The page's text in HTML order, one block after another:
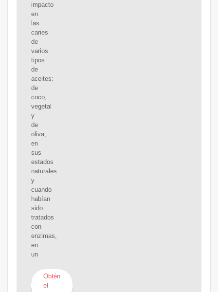
impacto
en
las
caries
de
varios
tipos
de
aceites:
de
coco,
vegetal
y
de
oliva,
en
sus
estados
naturales
y
cuando
habían
sido
tratados
con
enzimas,
en
un
Obtén
el